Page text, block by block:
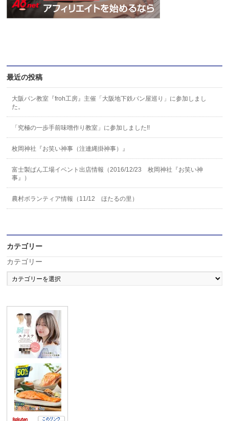
最近の投稿
大阪パン教室『froh工房』主催「大阪地下鉄パン屋巡り」に参加しまし
た。
「究極の一歩手前味噌作り教室」に参加しました!!
枚岡神社『お笑い神事（注連縄掛神事）』
富士製ぱん工場イベント出店情報（2016/12/23 枚岡神社『お笑い神
事』）
農村ボランティア情報（11/12 ほたるの里）
カテゴリー
カテゴリー